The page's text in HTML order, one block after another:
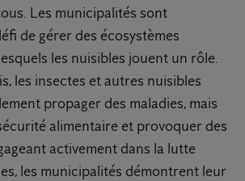
Les municipalités sont
de gérer des écosystèmes
les nuisibles jouent un rôle.
les insectes et autres nuisibles
propager des maladies, mais
alimentaire et provoquer des
activement dans la lutte
les municipalités démontrent leur